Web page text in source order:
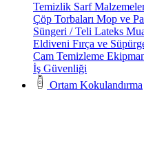
Temizlik Sarf
Çöp Torbaları Mop ve
Süngeri / Teli Lateks
Eldiveni Fırça ve
Cam Temizleme
İş Güvenliği
Ortam Kokulandırma